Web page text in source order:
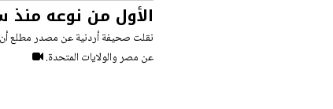
الأول من نوعه
فلسطيني
نقلت صحيفة أردنية عن مصدر مطلع أن
عن مصر والولايات المتحدة.